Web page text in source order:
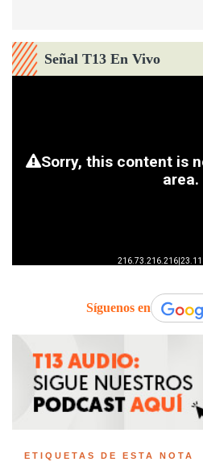
Señal T13 En Vivo
Síguenos en
ETIQUETAS DE ESTA NOTA